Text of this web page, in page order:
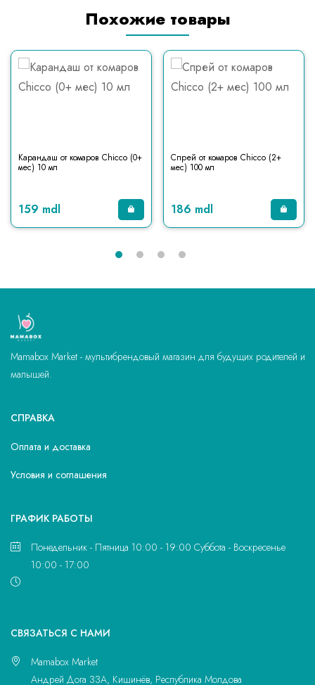
Похожие товары
Карандаш от комаров Chicco (0+
мес) 10 мл
159 mdl
Спрей от комаров Chicco (2+
мес) 100 мл
186 mdl
Mamabox Market - мультибрендовый магазин для будущих родителей и
малышей.
СПРАВКА
Оплата и доставка
Условия и соглашения
ГРАФИК РАБОТЫ
Понедельник - Пятница 10:00 - 19:00 Суббота - Воскресенье
10:00 - 17:00
CВЯЗАТЬСЯ С НАМИ
Mamabox Market
Андрей Дога 33A, Кишинёв, Республика Молдова